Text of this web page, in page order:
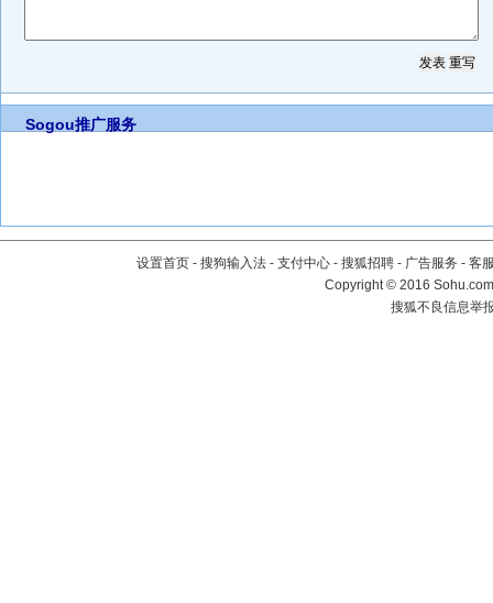
Sogou推广服务
设置首页 - 搜狗输入法 - 支付中心 - 搜狐招聘 - 广告服务 - 客
Copyright©2016
搜狐不良信息举